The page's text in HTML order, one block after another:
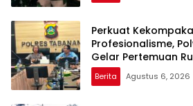
Perkuat
Profesionalisme,
Gelar Pertemuan
Berita Agustus 6, 2026